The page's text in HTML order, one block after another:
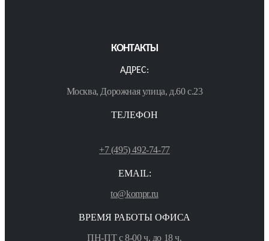
КОНТАКТЫ
АДРЕС:
Москва, Дорожная улица, д.60 с.23
ТЕЛЕФОН
+7 (495) 492-74-77
EMAIL:
to@kompr.ru
ВРЕМЯ РАБОТЫ ОФИСА
ПН-ПТ с 8-00 ч. до 18 ч.